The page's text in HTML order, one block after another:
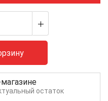
остаток